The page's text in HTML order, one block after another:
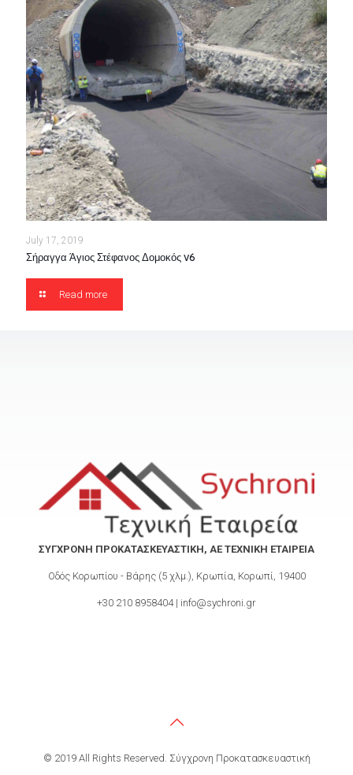
July 17, 2019
Σήραγγα Άγιος Στέφανος Δομοκός v6
Read more
ΣΥΓΧΡΟΝΗ ΠΡΟΚΑΤΑΣΚΕΥΑΣΤΙΚΗ, ΑΕ ΤΕΧΝΙΚΗ ΕΤΑΙΡΕΙΑ
Οδός Κορωπίου - Βάρης (5 χλμ.), Κρωπία, Κορωπί, 19400
+30 210 8958404 | info@sychroni.gr
© 2019 All Rights Reserved. Σύγχρονη Προκατασκευαστική